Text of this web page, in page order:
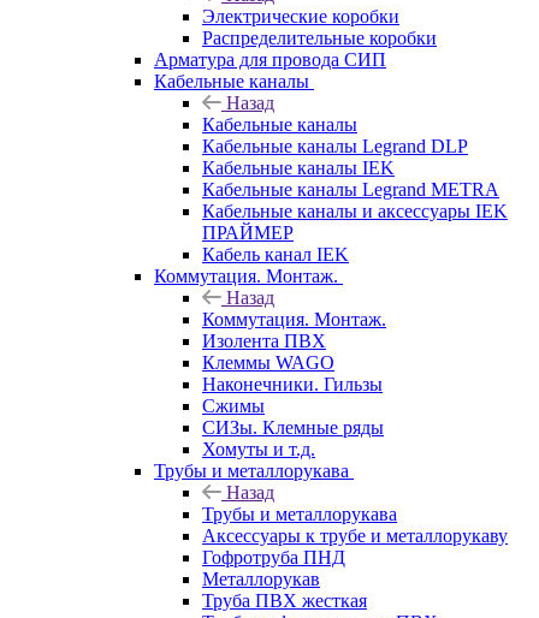
Электрические коробки
Распределительные коробки
Арматура для провода СИП
Кабельные каналы
Назад
Кабельные каналы
Кабельные каналы Legrand DLP
Кабельные каналы IEK
Кабельные каналы Legrand METRA
Кабельные каналы и аксессуары IEK
ПРАЙМЕР
Кабель канал IEK
Коммутация. Монтаж.
Назад
Коммутация. Монтаж.
Изолента ПВХ
Клеммы WAGO
Наконечники. Гильзы
Сжимы
СИЗы. Клемные ряды
Хомуты и т.д.
Трубы и металлорукава
Назад
Трубы и металлорукава
Аксессуары к трубе и металлорукаву
Гофротруба ПНД
Металлорукав
Труба ПВХ жесткая